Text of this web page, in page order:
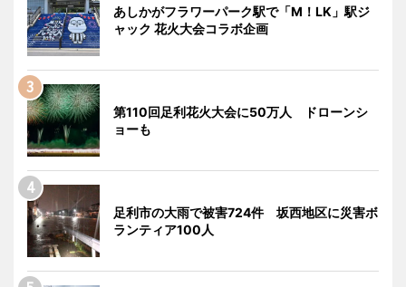
あしかがフラワーパーク駅で「M！LK」駅ジ
ャック 花火大会コラボ企画
第110回足利花火大会に50万人 ドローンシ
ョーも
足利市の大雨で被害724件 坂西地区に災害ボ
ランティア100人